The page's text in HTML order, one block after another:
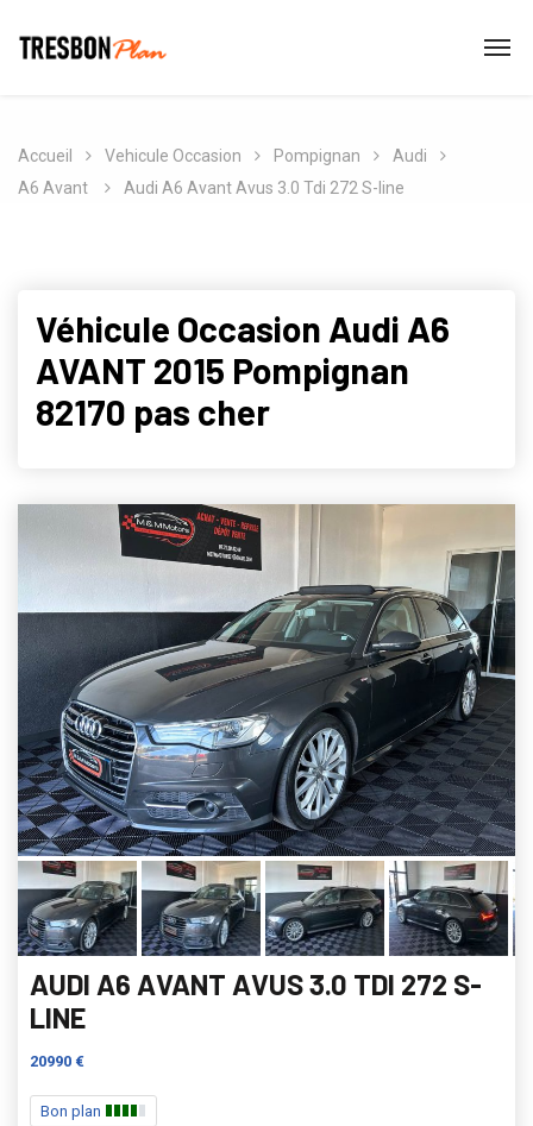
Accueil Vehicule Occasion Pompignan
Audi
A6 Avant
Audi A6 Avant Avus 3.0 Tdi 272 S-line
Véhicule Occasion Audi A6
AVANT 2015 Pompignan
82170 pas cher
AUDI A6 AVANT AVUS 3.0 TDI 272 S-
LINE
20990 €
Bon plan